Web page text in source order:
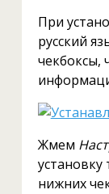
При
русский
чекбоксы,
Жмем
нижних